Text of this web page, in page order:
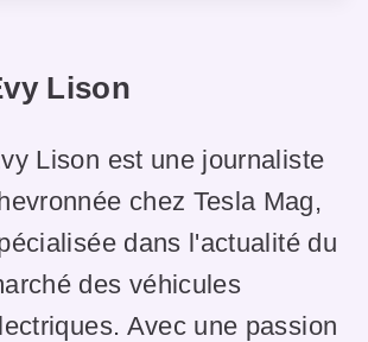
Lison
Lison est une journaliste
chez Tesla Mag,
dans l'actualité du
des véhicules
Avec une passion